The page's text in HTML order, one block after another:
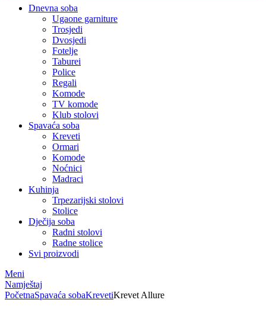
Dnevna soba
Ugaone garniture
Trosjedi
Dvosjedi
Fotelje
Taburei
Police
Regali
Komode
TV komode
Klub stolovi
Spavaća soba
Kreveti
Ormari
Komode
Noćnici
Madraci
Kuhinja
Trpezarijski stolovi
Stolice
Dječija soba
Radni stolovi
Radne stolice
Svi proizvodi
Meni
Namještaj
PočetnaSpavaća sobaKrevetiKrevet Allure